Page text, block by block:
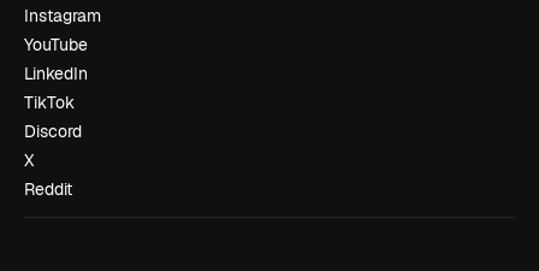
Instagram
YouTube
LinkedIn
TikTok
Discord
X
Reddit